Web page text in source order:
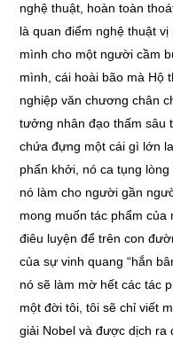
nghệ thuật, hoàn toàn
là quan điểm nghệ thuật
mình cho một người cầm
mình, cái hoài bão mà Hộ
nghiệp văn chương chân
tưởng nhân đạo thấm sâu
chứa đựng một cái gì lớn
phấn khởi, nó ca tụng
nó làm cho người gần
mong muốn tác phẩm
điêu luyện để trên con
của sự vinh quang “hắn
nó sẽ làm mờ hết các tác
một đời tôi, tôi sẽ chỉ viết
giải Nobel và được dịch ra